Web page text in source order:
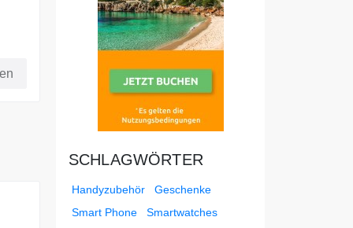
SCHLAGWÖRTER
Handyzubehör
Geschenke
Smart Phone
Smartwatches